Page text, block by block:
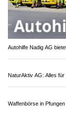
03.05.26 VON
Am
Einsätzen der
Auch
Weiterlesen